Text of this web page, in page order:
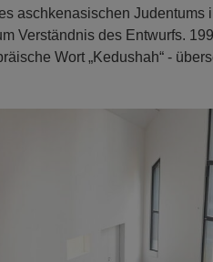
aschkenasischen Judentums
Verständnis des Entwurfs.
Wort „Kedushah“ -